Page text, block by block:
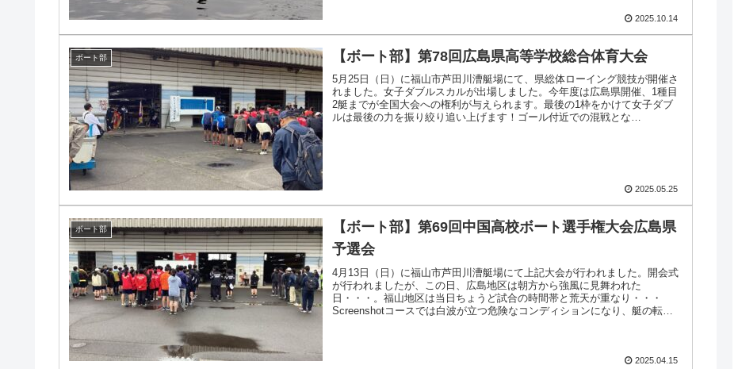
2025.10.14
ボート部 【ボート部】第78回広島県高等学校総合体育大会
5月25日（日）に福山市芦田川漕艇場にて、県総体ローイング競技が開催さ
れました。女子ダブルスカルが出場しました。今年度は広島県開催、1種目
2艇までが全国大会への権利が与えられます。最後の1枠をかけて女子ダブ
ルは最後の力を振り絞り追い上げます！ゴール付近での混戦とな
2025.05.25
ボート部
【ボート部】第69回中国高校ボート選手権大会広島県
予選会
4月13日（日）に福山市芦田川漕艇場にて上記大会が行われました。開会式
が行われましたが、この日、広島地区は朝方から強風に見舞われた
日・・・。福山地区は当日ちょうど試合の時間帯と荒天が重なり・・・
Screenshotコースでは白波が立つ危険なコンディションになり、艇の転覆
2025.04.15